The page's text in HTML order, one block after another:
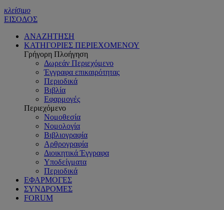
κλείσιμο
ΕΙΣΟΔΟΣ
ΑΝΑΖΗΤΗΣΗ
ΚΑΤΗΓΟΡΙΕΣ ΠΕΡΙΕΧΟΜΕΝΟΥ
Γρήγορη Πλοήγηση
Δωρεάν Περιεχόμενο
Έγγραφα επικαιρότητας
Περιοδικά
Βιβλία
Εφαρμογές
Περιεχόμενο
Νομοθεσία
Νομολογία
Βιβλιογραφία
Αρθρογραφία
Διοικητικά Έγγραφα
Υποδείγματα
Περιοδικά
ΕΦΑΡΜΟΓΕΣ
ΣΥΝΔΡΟΜΕΣ
FORUM